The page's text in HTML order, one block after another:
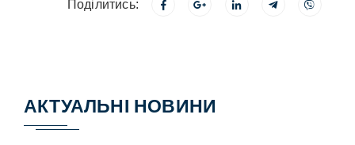
Поділитись:
АКТУАЛЬНІ НОВИНИ